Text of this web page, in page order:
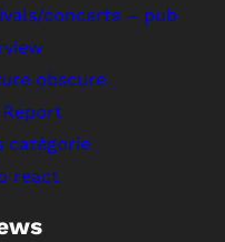
concerts – pub
obscure
catégorie
react